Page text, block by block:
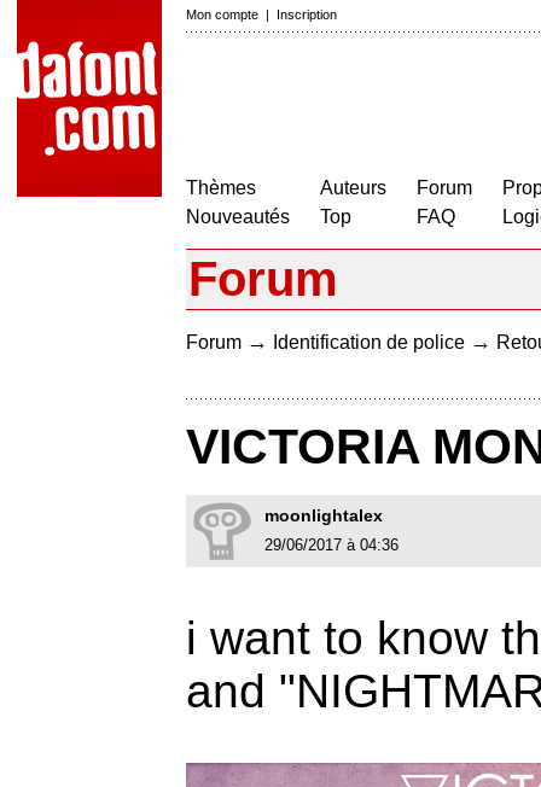
Mon compte | Inscription
Thèmes
Nouveautés
Auteurs
Top
Forum
FAQ
Forum
Forum → Identification de police →
VICTORIA
moonlightalex
29/06/2017 à 04:36
i want to know
and